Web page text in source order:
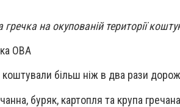
на окупованій території
ОВА
коштували більш ніж в два рази
буряк, картопля та крупа